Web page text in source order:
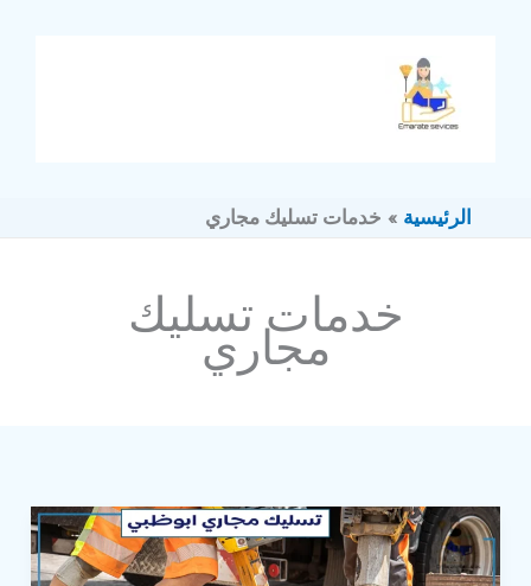
الرئيسية خدمات تسليك مجاري
خدمات تسليك
مجاري